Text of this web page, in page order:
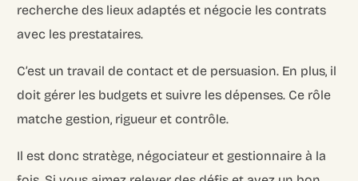
recherche des lieux adaptés et négocie les contrats
avec les prestataires.
C’est un travail de contact et de persuasion. En plus, il
doit gérer les budgets et suivre les dépenses. Ce rôle
matche gestion, rigueur et contrôle.
Il est donc stratège, négociateur et gestionnaire à la
Recruter